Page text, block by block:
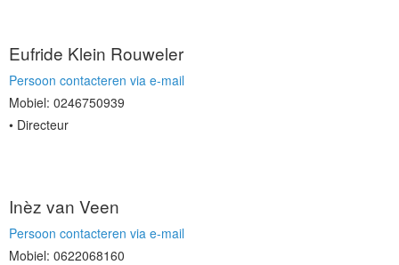
Eufride Klein Rouweler
Persoon contacteren via e-mail
Mobiel: 0246750939
Directeur
Inèz van Veen
Persoon contacteren via e-mail
Mobiel: 0622068160